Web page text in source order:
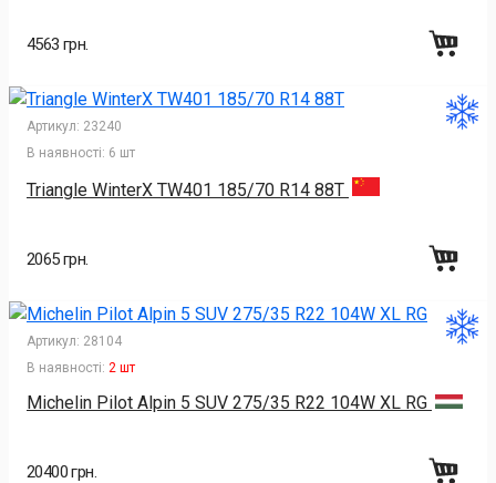
4563 грн.
Артикул: 23240
В наявності: 6 шт
Triangle WinterX TW401 185/70 R14 88T
2065 грн.
Артикул: 28104
В наявності: 2 шт
Michelin Pilot Alpin 5 SUV 275/35 R22 104W XL RG
20400 грн.